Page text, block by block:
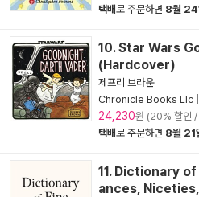
택배로 주문하면 8월 24
10. Star Wars
(Hardcover)
제프리 브라운
Chronicle Books Llc
24,230원 (20% 할인
택배로 주문하면 8월 21
11. Dictionary
ances,